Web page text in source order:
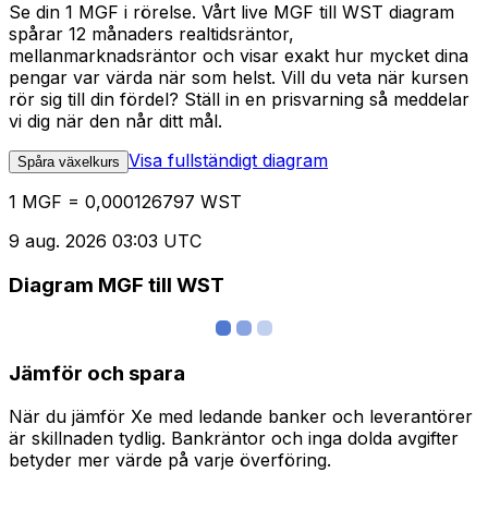
Se din 1 MGF i rörelse. Vårt live MGF till WST diagram
spårar 12 månaders realtidsräntor,
mellanmarknadsräntor och visar exakt hur mycket dina
pengar var värda när som helst. Vill du veta när kursen
rör sig till din fördel? Ställ in en prisvarning så meddelar
vi dig när den når ditt mål.
Spåra växelkurs Visa fullständigt diagram
1 MGF = 0,000126797 WST
9 aug. 2026 03:03 UTC
Diagram MGF till WST
Jämför och spara
När du jämför Xe med ledande banker och leverantörer
är skillnaden tydlig. Bankräntor och inga dolda avgifter
betyder mer värde på varje överföring.